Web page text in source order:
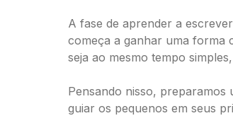
A fase de aprender a
começa a ganhar uma forma
seja ao mesmo tempo
Pensando nisso, preparamos
guiar os pequenos em seus